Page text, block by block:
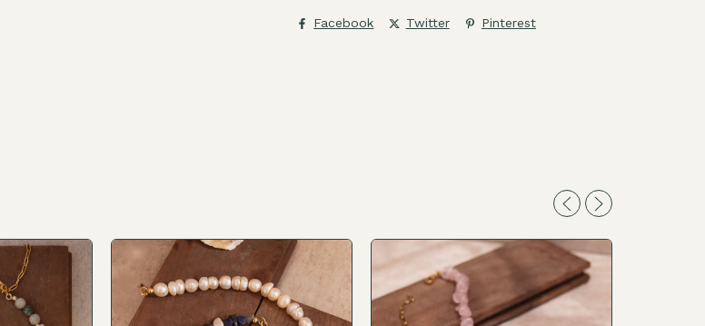
Facebook Twitter Pinterest